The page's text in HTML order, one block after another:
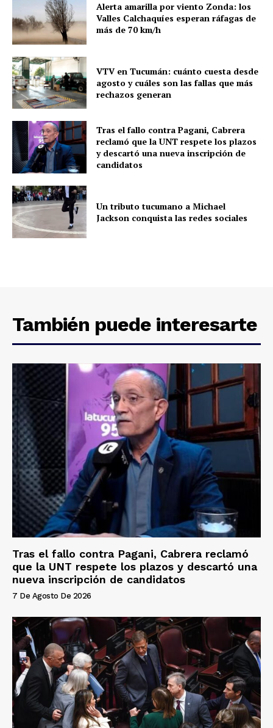
Alerta amarilla por viento Zonda: los
Valles Calchaquíes esperan ráfagas de
más de 70 km/h
VTV en Tucumán: cuánto cuesta desde
agosto y cuáles son las fallas que más
rechazos generan
Tras el fallo contra Pagani, Cabrera
reclamó que la UNT respete los plazos
y descartó una nueva inscripción de
candidatos
Un tributo tucumano a Michael
Jackson conquista las redes sociales
También puede interesarte
Tras el fallo contra Pagani, Cabrera reclamó
que la UNT respete los plazos y descartó una
nueva inscripción de candidatos
7 De Agosto De 2026